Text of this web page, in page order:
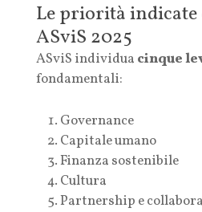
Le priorità
ASviS 2025
ASviS individua cinque
fondamentali:
Governance
Capitale umano
Finanza sostenibile
Cultura
Partnership e